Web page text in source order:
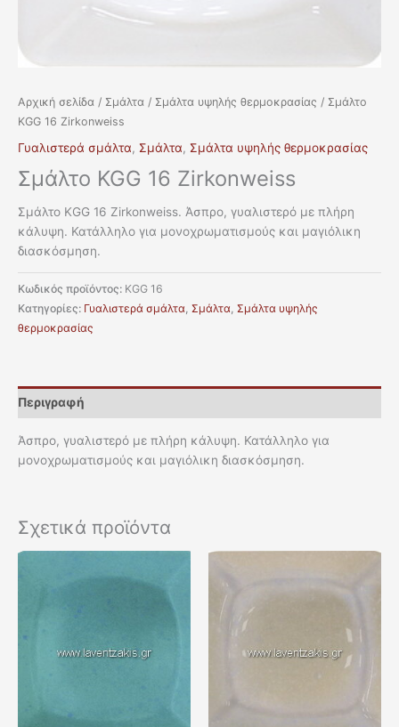
Αρχική σελίδα / Σμάλτα / Σμάλτα υψηλής θερμοκρασίας / Σμάλτο
KGG 16 Zirkonweiss
Γυαλιστερά σμάλτα, Σμάλτα, Σμάλτα υψηλής θερμοκρασίας
Σμάλτο KGG 16 Zirkonweiss
Σμάλτο KGG 16 Zirkonweiss. Άσπρo, γυαλιστερό με πλήρη
κάλυψη. Κατάλληλο για μονοχρωματισμούς και μαγιόλικη
διασκόσμηση.
Κωδικός προϊόντος: KGG 16
Κατηγορίες: Γυαλιστερά σμάλτα Σμάλτα Σμάλτα υψηλής
θερμοκρασίας
Περιγραφή
Άσπρo, γυαλιστερό με πλήρη κάλυψη. Κατάλληλο για
μονοχρωματισμούς και μαγιόλικη διασκόσμηση.
Σχετικά προϊόντα